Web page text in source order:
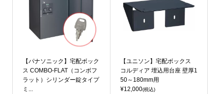
【パナソニック】宅配ボック
ス COMBO-FLAT（コンボフ
ラット）シリンダー錠タイプ
ミ...
【ユニソン】宅配ボックス
コルディア 埋込用台座 壁厚1
50～180mm用
¥12,000(税込)